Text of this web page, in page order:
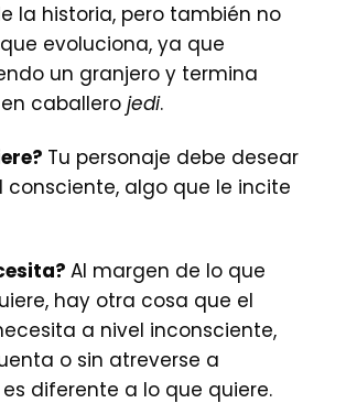
la historia, pero también no
evoluciona, ya que
un granjero y termina
caballero jedi.
Tu personaje debe desear
consciente, algo que le incite
Al margen de lo que
hay otra cosa que el
a nivel inconsciente,
o sin atreverse a
diferente a lo que quiere.